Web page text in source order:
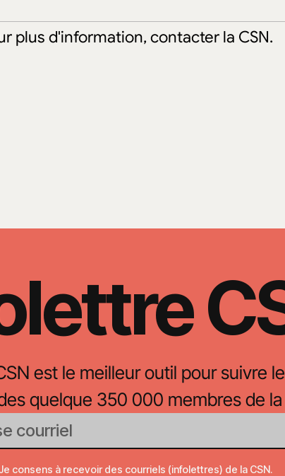
plus d'information, contacter la CSN.
est le meilleur outil pour suivre
quelque 350 000 membres de la
consens à recevoir des courriels (infolettres) de la CSN.